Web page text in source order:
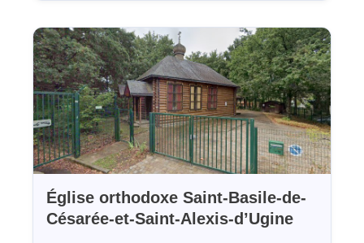
Église orthodoxe Saint-Basile-de-
Césarée-et-Saint-Alexis-d’Ugine